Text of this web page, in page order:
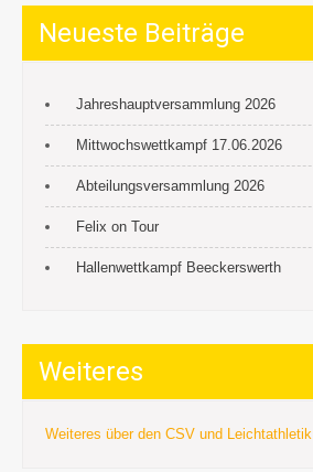
Neueste Beiträge
Jahreshauptversammlung 2026
Mittwochswettkampf 17.06.2026
Abteilungsversammlung 2026
Felix on Tour
Hallenwettkampf Beeckerswerth
Weiteres
Weiteres über den CSV und Leichtathletik